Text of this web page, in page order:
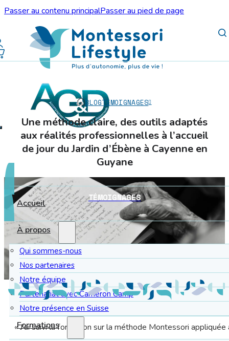
Passer au contenu principalPasser au pied de page
Accueil
À propos
Qui sommes-nous
Nos partenaires
Notre équipe
Partenariat avec Cameron Camp
Notre présence en Suisse
Formations
BLOGTÉMOIGNAGES
Une méthode claire, des outils adaptés
aux réalités professionnelles à l’accueil
de jour du Jardin d’Ébène à Cayenne en
Guyane
TÉMOIGNAGES
« J’ai suivi la formation sur la méthode Montessori